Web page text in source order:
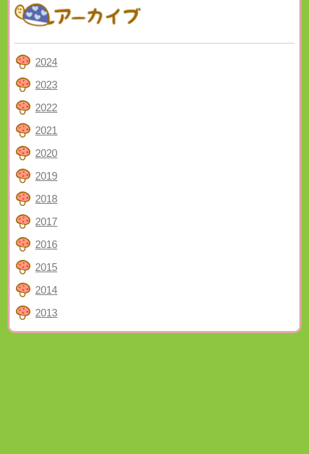
2024
2023
2022
2021
2020
2019
2018
2017
2016
2015
2014
2013